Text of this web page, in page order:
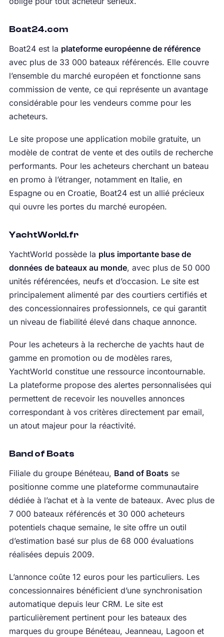
Boat24.com
Boat24 est la plateforme européenne de référence
avec plus de 33 000 bateaux référencés. Elle couvre
l’ensemble du marché européen et fonctionne sans
commission de vente, ce qui représente un avantage
considérable pour les vendeurs comme pour les
acheteurs.
Le site propose une application mobile gratuite, un
modèle de contrat de vente et des outils de recherche
performants. Pour les acheteurs cherchant un bateau
en promo à l’étranger, notamment en Italie, en
Espagne ou en Croatie, Boat24 est un allié précieux
qui ouvre les portes du marché européen.
YachtWorld.fr
YachtWorld possède la plus importante base de
données de bateaux au monde, avec plus de 50 000
unités référencées, neufs et d’occasion. Le site est
principalement alimenté par des courtiers certifiés et
des concessionnaires professionnels, ce qui garantit
un niveau de fiabilité élevé dans chaque annonce.
Pour les acheteurs à la recherche de yachts haut de
gamme en promotion ou de modèles rares,
YachtWorld constitue une ressource incontournable.
La plateforme propose des alertes personnalisées qui
permettent de recevoir les nouvelles annonces
correspondant à vos critères directement par email,
un atout majeur pour la réactivité.
Band of Boats
Filiale du groupe Bénéteau, Band of Boats se
positionne comme une plateforme communautaire
dédiée à l’achat et à la vente de bateaux. Avec plus de
7 000 bateaux référencés et 30 000 acheteurs
potentiels chaque semaine, le site offre un outil
d’estimation basé sur plus de 68 000 évaluations
réalisées depuis 2009.
L’annonce coûte 12 euros pour les particuliers. Les
concessionnaires bénéficient d’une synchronisation
automatique depuis leur CRM. Le site est
particulièrement pertinent pour les bateaux des
marques du groupe Bénéteau, Jeanneau, Lagoon et